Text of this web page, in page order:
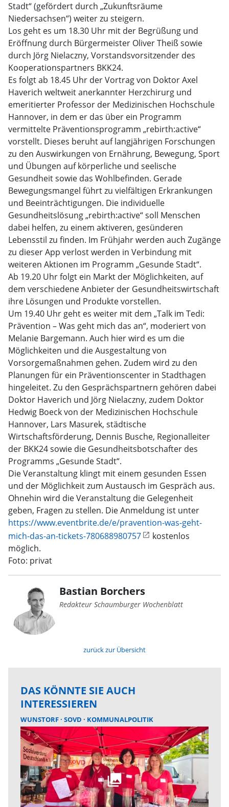
Stadt“ (gefördert durch „Zukunftsräume
Niedersachsen“) weiter zu steigern.
Los geht es um 18.30 Uhr mit der Begrüßung und
Eröffnung durch Bürgermeister Oliver Theiß sowie
durch Jörg Nielaczny, Vorstandsvorsitzender des
Kooperationspartners BKK24.
Es folgt ab 18.45 Uhr der Vortrag von Doktor Axel
Haverich weltweit anerkannter Herzchirurg und
emeritierter Professor der Medizinischen Hochschule
Hannover, in dem er das über ein Programm
vermittelte Präventionsprogramm „rebirth:active“
vorstellt. Dieses beruht auf langjährigen Forschungen
zu den Auswirkungen von Ernährung, Bewegung, Sport
und Übungen auf körperliche und seelische
Gesundheit sowie das Wohlbefinden. Gerade
Bewegungsmangel führt zu vielfältigen Erkrankungen
und Beeinträchtigungen. Die individuelle
Gesundheitslösung „rebirth:active“ soll Menschen
dabei helfen, zu einem aktiveren, gesünderen
Lebensstil zu finden. Im Frühjahr werden auch Zugänge
zu dieser App verlost werden in Verbindung mit
weiteren Aktionen im Programm „Gesunde Stadt“.
Ab 19.20 Uhr folgt ein Markt der Möglichkeiten, auf
dem verschiedene Anbieter der Gesundheitswirtschaft
ihre Lösungen und Produkte vorstellen.
Um 19.40 Uhr geht es weiter mit dem „Talk im Tedi:
Prävention – Was geht mich das an“, moderiert von
Melanie Bargemann. Auch hier wird es um die
Möglichkeiten und die Ausgestaltung von
Vorsorgemaßnahmen gehen. Zudem wird zu den
Planungen für ein Präventionscenter in Stadthagen
hingeleitet. Zu den Gesprächspartnern gehören dabei
Doktor Haverich und Jörg Nielaczny, zudem Doktor
Hedwig Boeck von der Medizinischen Hochschule
Hannover, Lars Masurek, städtische
Wirtschaftsförderung, Dennis Busche, Regionalleiter
der BKK24 sowie die Gesundheitsbotschafter des
Programms „Gesunde Stadt“.
Die Veranstaltung klingt mit einem gesunden Essen
und der Möglichkeit zum Austausch im Gespräch aus.
Ohnehin wird die Veranstaltung die Gelegenheit
geben, Fragen zu stellen. Die Anmeldung ist unter
https://www.eventbrite.de/e/pravention-was-geht-
mich-das-an-tickets-780688980757
kostenlos
möglich.
Foto: privat
Bastian Borchers
Redakteur Schaumburger Wochenblatt
zurück zur Übersicht
DAS KÖNNTE SIE AUCH
INTERESSIEREN
WUNSTORF SOVD KOMMUNALPOLITIK